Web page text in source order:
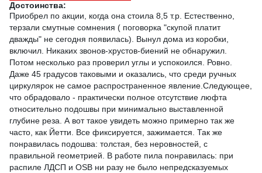
Достоинства:
Приобрел по акции, когда она стоила 8,5 т.р. Естественно,
терзали смутные сомнения ( поговорка "скупой платит
дважды" не сегодня появилась). Вынул дома из коробки,
включил. Никаких звонов-хрустов-биений не обнаружил.
Потом несколько раз проверил углы и успокоился. Ровно.
Даже 45 градусов таковыми и оказались, что среди ручных
циркулярок не самое распространенное явление.Следующее,
что обрадовало - практически полное отсутствие люфта
относительно подошвы при минимально выставленной
глубине реза. А вот такое увидеть можно примерно так же
часто, как Йетти. Все фиксируется, зажимается. Так же
понравилась подошва: толстая, без неровностей, с
правильной геометрией. В работе пила понравилась: при
распиле ЛДСП и OSB ни разу не было непредсказуемых